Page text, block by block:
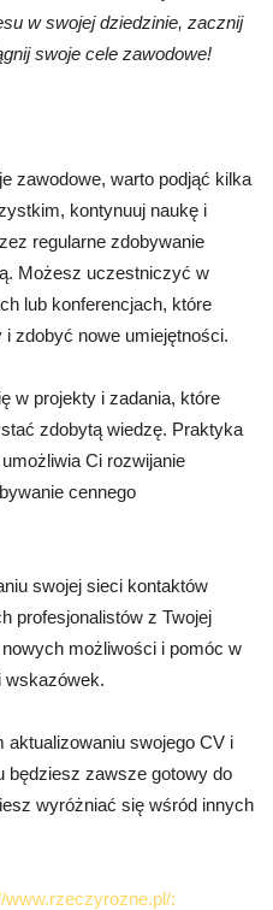
w swojej dziedzinie, zacznij
swoje cele zawodowe!
zawodowe, warto podjąć kilka
kontynuuj naukę i
regularne zdobywanie
Możesz uczestniczyć w
lub konferencjach, które
zdobyć nowe umiejętności.
w projekty i zadania, które
zdobytą wiedzę. Praktyka
Ci rozwijanie
cennego
swojej sieci kontaktów
profesjonalistów z Twojej
możliwości i pomóc w
wskazówek.
aktualizowaniu swojego CV i
będziesz zawsze gotowy do
wyróżniać się wśród innych
www.rzeczyrozne.pl/: